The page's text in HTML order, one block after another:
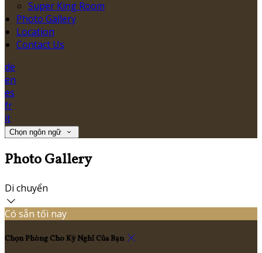
Super King Room
Photo Gallery
Location
Contact Us
de
en
es
fr
it
Chọn ngôn ngữ
Photo Gallery
Di chuyển
Có sẵn tối nay
Chọn Phòng Cho Kỳ Nghỉ Của Bạn